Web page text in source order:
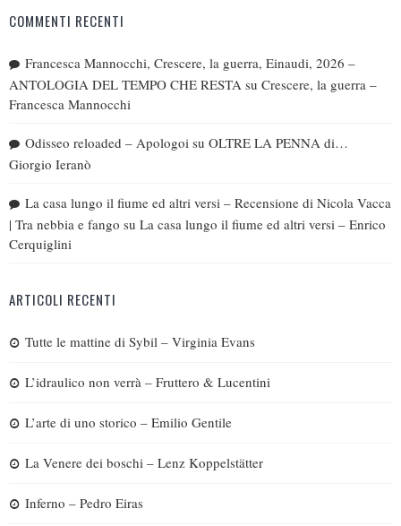
COMMENTI RECENTI
Francesca Mannocchi, Crescere, la guerra, Einaudi, 2026 –
ANTOLOGIA DEL TEMPO CHE RESTA su Crescere, la guerra –
Francesca Mannocchi
Odisseo reloaded – Apologoi su OLTRE LA PENNA di…
Giorgio Ieranò
La casa lungo il fiume ed altri versi – Recensione di Nicola Vacca
| Tra nebbia e fango su La casa lungo il fiume ed altri versi – Enrico
Cerquiglini
ARTICOLI RECENTI
Tutte le mattine di Sybil – Virginia Evans
L’idraulico non verrà – Fruttero & Lucentini
L’arte di uno storico – Emilio Gentile
La Venere dei boschi – Lenz Koppelstätter
Inferno – Pedro Eiras